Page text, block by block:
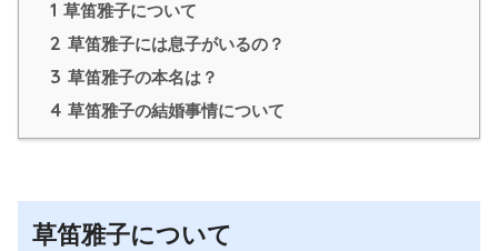
1 草笛雅子について
2 草笛雅子には息子がいるの？
3 草笛雅子の本名は？
4 草笛雅子の結婚事情について
草笛雅子について